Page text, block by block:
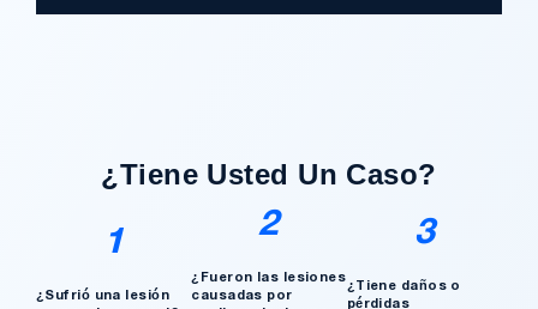
¿Tengo Un Caso?
¿Tiene Usted Un Caso?
1
¿Sufrió una lesión
2
¿Fueron las lesiones
causadas por
3
¿Tiene daños o
pérdidas